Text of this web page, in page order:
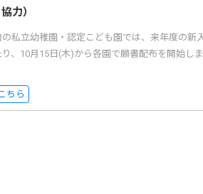
力）
私立幼稚園・認定こども園では、来年度の新
、10月15日(木)から各園で願書配布を開始しま
ちら